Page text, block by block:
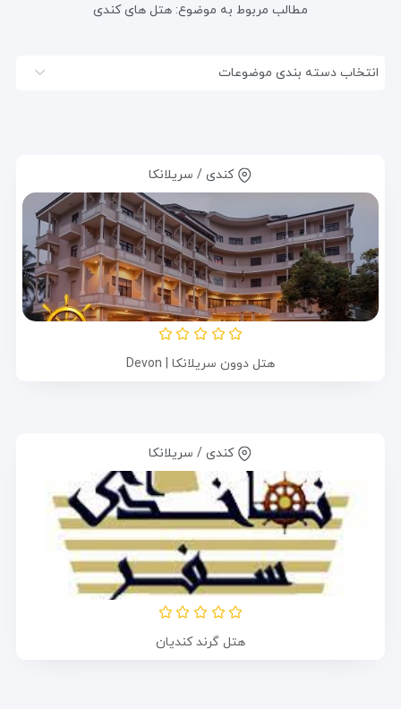
مطالب مربوط به موضوع: هتل های کندی
انتخاب دسته بندی موضوعات
کندی / سریلانکا
هتل دوون سریلانکا | Devon
کندی / سریلانکا
هتل گرند کندیان